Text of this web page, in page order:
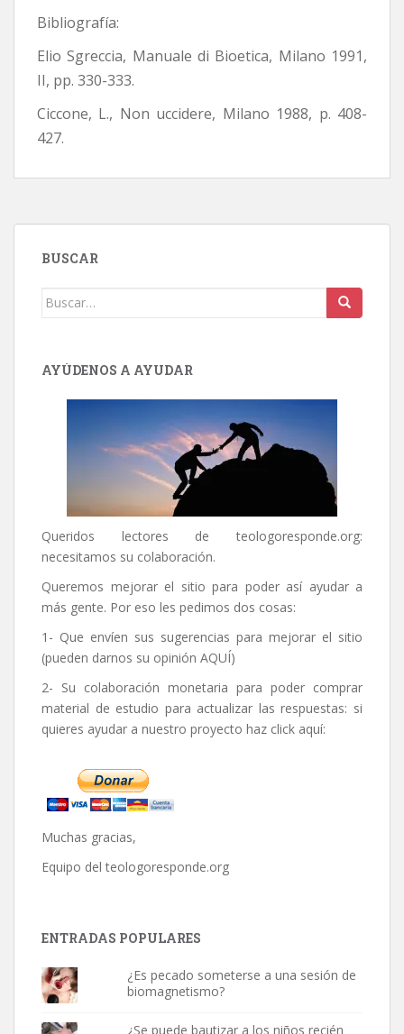
Bibliografía:
Elio Sgreccia, Manuale di Bioetica, Milano 1991,
II, pp. 330-333.
Ciccone, L., Non uccidere, Milano 1988, p. 408-
427.
BUSCAR
Buscar:
AYÚDENOS A AYUDAR
Queridos lectores de teologoresponde.org:
necesitamos su colaboración.
Queremos mejorar el sitio para poder así ayudar a
más gente. Por eso les pedimos dos cosas:
1- Que envíen sus sugerencias para mejorar el sitio
(pueden darnos su opinión AQUÍ)
2- Su colaboración monetaria para poder comprar
material de estudio para actualizar las respuestas: si
quieres ayudar a nuestro proyecto haz click aquí:
Muchas gracias,
Equipo del teologoresponde.org
ENTRADAS POPULARES
¿Es pecado someterse a una sesión de
biomagnetismo?
¿Se puede bautizar a los niños recién